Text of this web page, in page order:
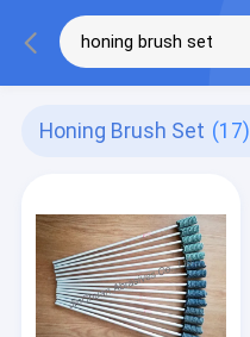
Honing Brush Set (17)